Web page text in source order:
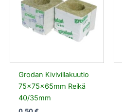
Grodan Kivivillakuutio
75x75x65mm Reikä
40/35mm